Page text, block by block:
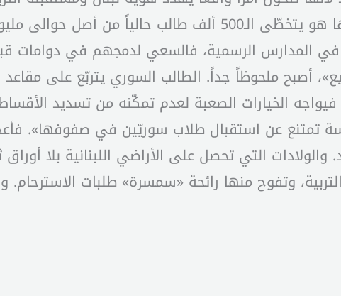
المدارس الرسمية، فالسعي لدمجهم في دوامات
أصبح ملحوظاً جداً. الطالب السوري يتربّع على
فيواجه الخيارات الصعبة لعدم تمكّنه من تسديد
تمتنع عن استقبال طلاب سوريّين في صفوفها». فأعداد
والولادات التي تحصل على الأراضي اللبنانية بلا
وتفوح منها رائحة «سمسرة» طلبات